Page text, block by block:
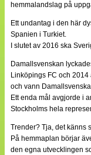
Medlemsbilder
Till
NÄTverket
Split vision
Statistik
Tipsa
Kontakt
hemmalandslag på
Ett undantag i den här
Spanien i Turkiet.
I slutet av 2016 ska
Damallsvenskan
Linköpings FC och
och vann
Ett enda mål avgjorde i
Stockholms hela
Trender? Tja, det känns
På hemmaplan börjar
den egna utvecklingen